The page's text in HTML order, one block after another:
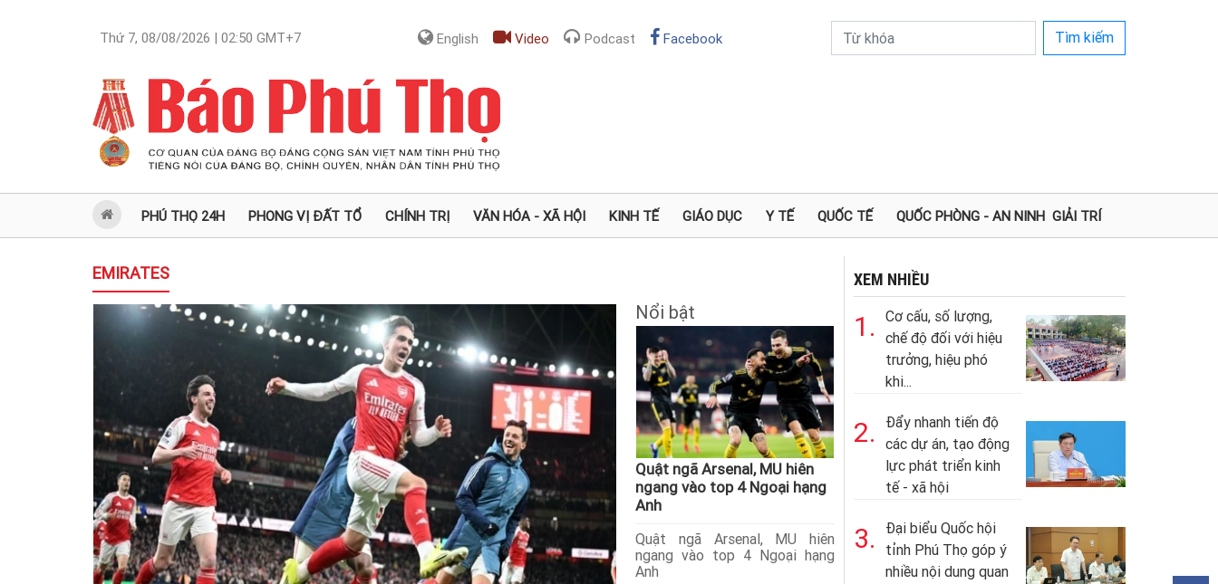
Thứ 7, 08/08/2026 | 02:50 GMT+7 English Video Podcast Facebook Tìm kiếm
PHÚ THỌ 24H PHONG VỊ ĐẤT TỔ CHÍNH TRỊ VĂN HÓA - XÃ HỘI KINH TẾ GIÁO DỤC Y TẾ QUỐC TẾ QUỐC PHÒNG - AN NINH GIẢI TRÍ
EMIRATES
Nổi bật
Quật ngã Arsenal, MU hiên
ngang vào top 4 Ngoại hạng
Anh
Quật ngã Arsenal, MU hiên
ngang vào top 4 Ngoại hạng
Anh
XEM NHIỀU
1.
Cơ cấu, số lượng,
chế độ đối với hiệu
trưởng, hiệu phó
khi...
2.
Đẩy nhanh tiến độ
các dự án, tạo động
lực phát triển kinh
tế - xã hội
3.
Đại biểu Quốc hội
tỉnh Phú Thọ góp ý
nhiều nội dung quan